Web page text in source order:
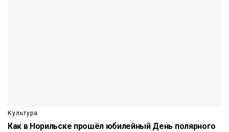
Культура
Как в Норильске прошёл юбилейный День полярного